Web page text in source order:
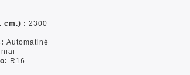
cm.) : 2300
Automatinė
R16